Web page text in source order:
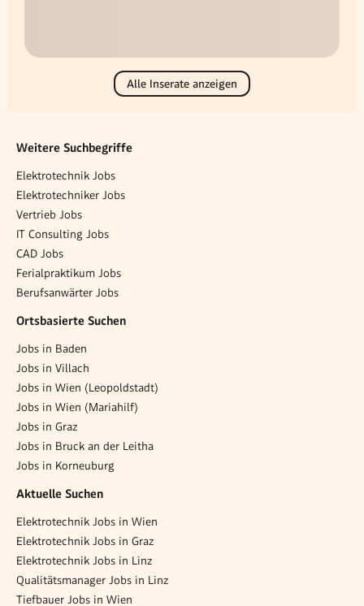
Alle Inserate anzeigen
Weitere Suchbegriffe
Elektrotechnik Jobs
Elektrotechniker Jobs
Vertrieb Jobs
IT Consulting Jobs
CAD Jobs
Ferialpraktikum Jobs
Berufsanwärter Jobs
Ortsbasierte Suchen
Jobs in Baden
Jobs in Villach
Jobs in Wien (Leopoldstadt)
Jobs in Wien (Mariahilf)
Jobs in Graz
Jobs in Bruck an der Leitha
Jobs in Korneuburg
Aktuelle Suchen
Elektrotechnik Jobs in Wien
Elektrotechnik Jobs in Graz
Elektrotechnik Jobs in Linz
Qualitätsmanager Jobs in Linz
Tiefbauer Jobs in Wien